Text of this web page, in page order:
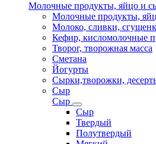
Молочные продукты, яйцо и
Молочные продукты,
Молоко, сливки,
Кефир, кисломолочные
Творог, творожная масса
Сметана
Йогурты
Сырки,творожки,
Сыр
Сыр
Сыр
Твердый
Полутвердый